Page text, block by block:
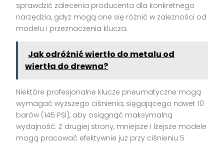
sprawdzić zalecenia producenta dla konkretnego
narzędzia, gdyż mogą one się różnić w zależności od
modelu i przeznaczenia klucza.
Jak odróżnić wiertło do metalu od
wiertła do drewna?
Niektóre profesjonalne klucze pneumatyczne mogą
wymagać wyższego ciśnienia, sięgającego nawet 10
barów (145 PSI), aby osiągnąć maksymalną
wydajność. Z drugiej strony, mniejsze i lżejsze modele
mogą pracować efektywnie już przy ciśnieniu 5